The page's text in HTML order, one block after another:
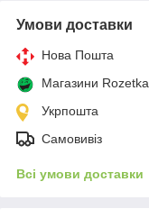
Умови доставки
Нова Пошта
Магазини Rozetka
Укрпошта
Самовивіз
Всі умови доставки